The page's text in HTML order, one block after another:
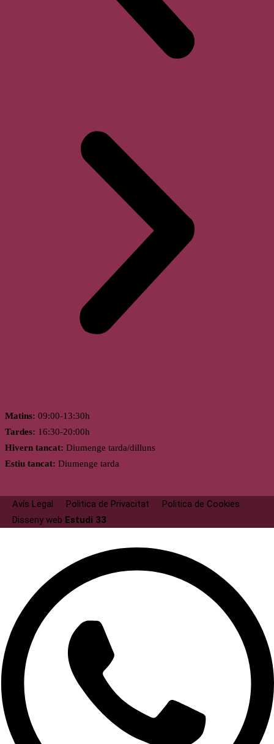
Matins: 09:00-13:30h
Tardes: 16:30-20:00h
Hivern tancat: Diumenge tarda/dilluns
Estiu tancat: Diumenge tarda
Avís Legal Politica de Privacitat
Politica de Cookies
Disseny web Estudi 33